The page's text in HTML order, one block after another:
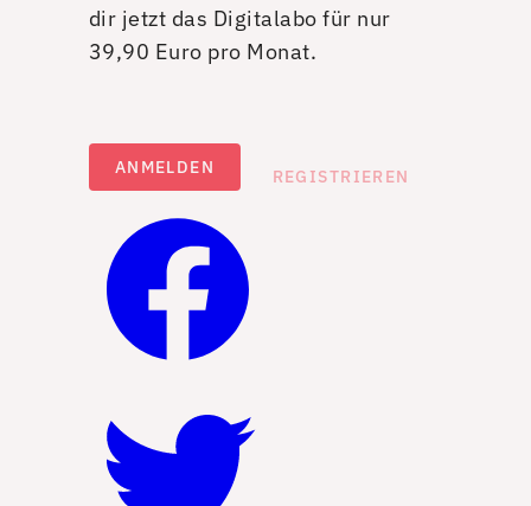
dir jetzt das Digitalabo für nur
39,90 Euro pro Monat.
ANMELDEN REGISTRIEREN